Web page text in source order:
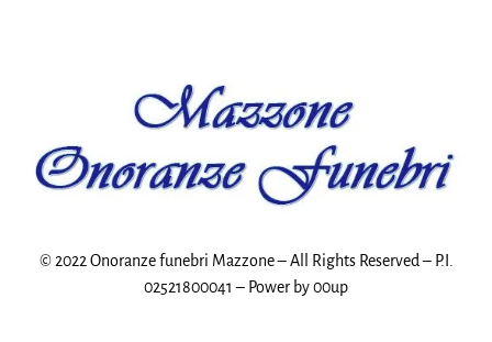
© 2022 Onoranze funebri Mazzone – All Rights Reserved – P.I.
02521800041 – Power by00up